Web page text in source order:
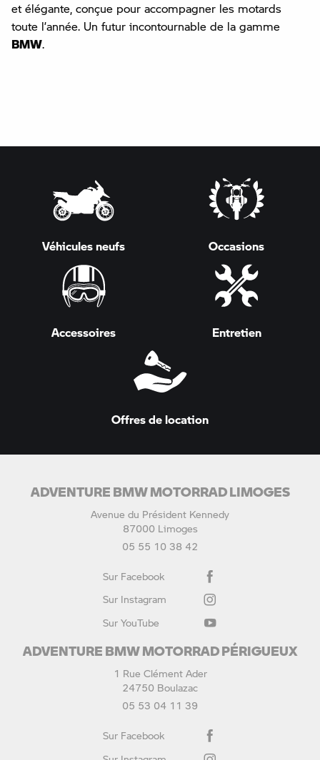
et élégante, conçue pour accompagner les motards
toute l’année. Un futur incontournable de la gamme
BMW.
Véhicules neufs Occasions
Accessoires Entretien
Offres de location
ADVENTURE BMW MOTORRAD LIMOGES
Avenue du Président Kennedy
87000 Limoges
05 55 10 38 42
Sur Facebook
Sur Instagram
Sur YouTube
ADVENTURE BMW MOTORRAD PÉRIGUEUX
1 Rue Clément Ader
24750 Boulazac
05 53 04 11 39
Sur Facebook